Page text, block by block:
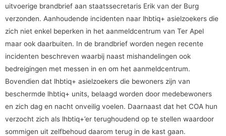
uitvoerige brandbrief aan staatssecretaris Erik van der Burg
verzonden. Aanhoudende incidenten naar lhbtiq+ asielzoekers die
zich niet enkel beperken in het aanmeldcentrum van Ter Apel
maar ook daarbuiten. In de brandbrief worden negen recente
incidenten beschreven waarbij naast mishandelingen ook
bedreigingen met messen in en om het aanmeldcentrum.
Bovendien dat lhbtiq+ asielzoekers die bewoners zijn van
beschermde lhbtiq+ units, belaagd worden door medebewoners
en zich dag en nacht onveilig voelen. Daarnaast dat het COA hun
verzocht zich als lhbtiq+’er terughoudend op te stellen waardoor
sommigen uit zelfbehoud daarom terug in de kast gaan.